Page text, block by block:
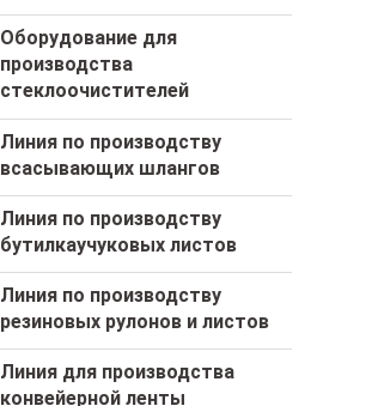
Оборудование для
производства
стеклоочистителей
Линия по производству
всасывающих шлангов
Линия по производству
бутилкаучуковых листов
Линия по производству
резиновых рулонов и листов
Линия для производства
конвейерной ленты